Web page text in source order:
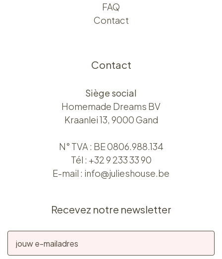
FAQ
Contact
Contact
Siège social
Homemade Dreams BV
Kraanlei 13, 9000 Gand
N° TVA : BE 0806.988.134
Tél : +32 9 233 33 90
E-mail : info@julieshouse.be
Recevez notre newsletter